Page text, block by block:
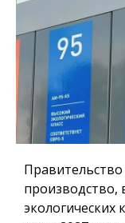
производство,
экологических